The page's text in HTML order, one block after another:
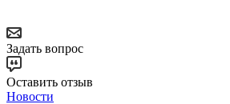
Задать вопрос
Оставить отзыв
Новости